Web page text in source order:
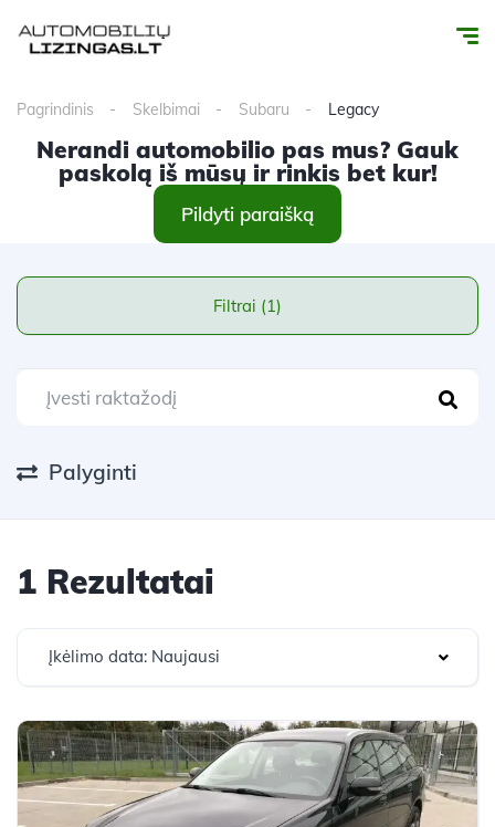
Pagrindinis Skelbimai Subaru Legacy
Nerandi automobilio pas mus? Gauk
paskolą iš mūsų ir rinkis bet kur!
Pildyti paraišką
Filtrai (1)
Palyginti
1 Rezultatai
Įkėlimo data: Naujausi